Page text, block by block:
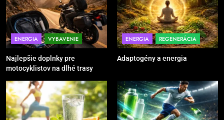
5
Ako vybrať basketbalovú loptu a
obuv správne
VYBAVENIE
6
Ako kombinovať rôzne tréningové
pomôcky
ENERGIA VYBAVENIE
Najlepšie doplnky pre
motocyklistov na dlhé trasy
ENERGIA REGENERÁCIA
Adaptogény a energia